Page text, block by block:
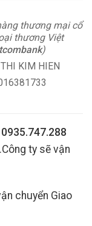
thương mại cổ
thương Việt
)
KIM HIEN
0935.747.288
ty sẽ vận
chuyển Giao